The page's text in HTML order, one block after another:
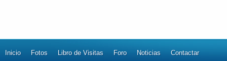
Inicio Fotos Libro de Visitas Foro Noticias Contactar